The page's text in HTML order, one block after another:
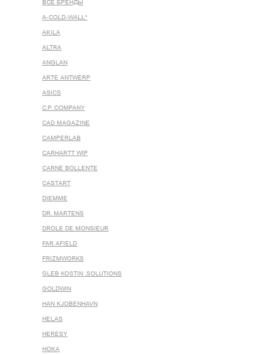
ВСЕ БРЕНДЫ
A-COLD-WALL*
AKILA
ALTRA
ANGLAN
ARTE ANTWERP
ASICS
C.P. COMPANY
CAD MAGAZINE
CAMPERLAB
CARHARTT WIP
CARNE BOLLENTE
CASTART
DIEMME
DR. MARTENS
DROLE DE MONSIEUR
FAR AFIELD
FRIZMWORKS
GLEB KOSTIN .SOLUTIONS
GOLDWIN
HAN KJOBENHAVN
HELAS
HERESY
HOKA